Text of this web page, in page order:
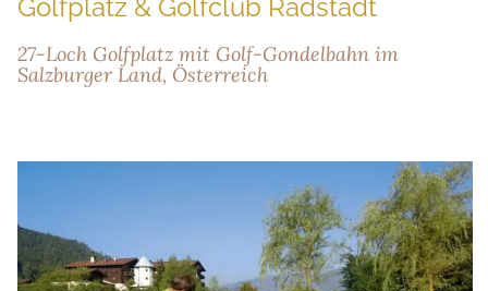
Golfplatz & Golfclub Radstadt
27-Loch Golfplatz mit Golf-Gondelbahn im
Salzburger Land, Österreich